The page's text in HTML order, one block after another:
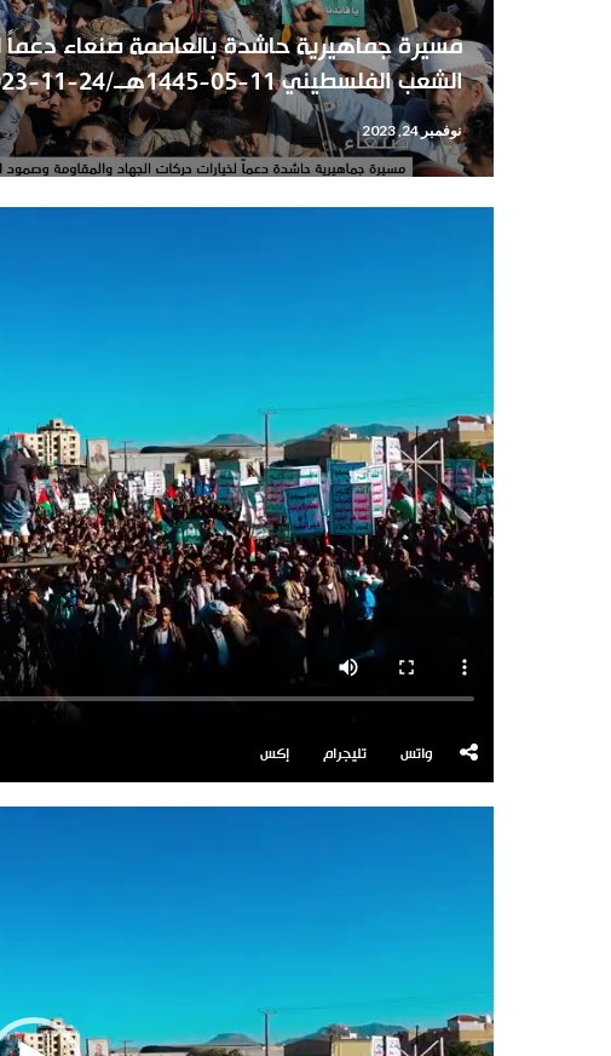
مسيرة جماهيرية حاشدة بالعاصمة صنعاء
الشعب الفلسطيني 11-05-1445هــ/24-11-2023م
نوفمبر 24, 2023
واتس تليجرام إكس